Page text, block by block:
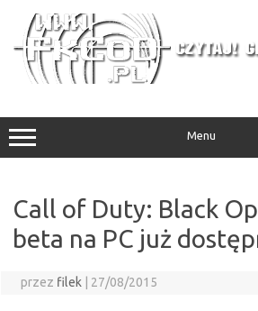
treści
Menu
Call of Duty: Black
beta na PC już
przez filek 27/08/2015